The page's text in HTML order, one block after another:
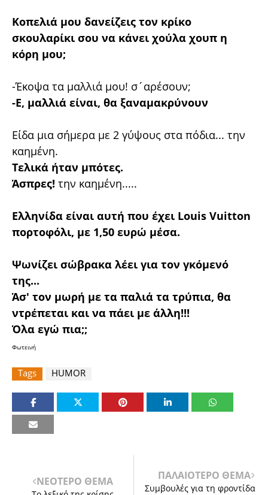
Κοπελιά μου δανείζεις τον κρίκο
σκουλαρίκι σου να κάνει χούλα χουπ η
κόρη μου;
-Έκοψα τα μαλλιά μου! σ´αρέσουν;
-Ε, μαλλιά είναι, θα ξαναμακρύνουν
Είδα μια σήμερα με 2 γύψους στα πόδια... την
καημένη.
Τελικά ήταν μπότες.
Άσπρες! την καημένη.....
Ελληνίδα είναι αυτή που έχει Louis Vuitton
πορτοφόλι, με 1,50 ευρώ μέσα.
Ψωνίζει σώβρακα λέει για τον γκόμενό
της...
Άσ' τον μωρή με τα παλιά τα τρύπια, θα
ντρέπεται και να πάει με άλλη!!!
Όλα εγώ πια;;
Φωτεινή
Tags HUMOR
ΝΕΟΤΕΡΟ ΘΕΜΑ ΠΑΛΑΙΟΤΕΡΟ ΘΕΜΑ
Συμβουλές για τη φροντίδα